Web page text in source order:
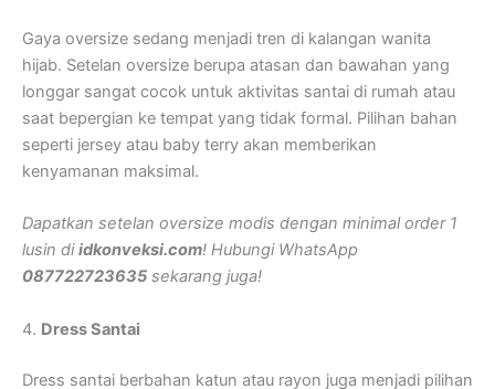
Gaya oversize sedang menjadi tren di kalangan wanita
hijab. Setelan oversize berupa atasan dan bawahan yang
longgar sangat cocok untuk aktivitas santai di rumah atau
saat bepergian ke tempat yang tidak formal. Pilihan bahan
seperti jersey atau baby terry akan memberikan
kenyamanan maksimal.
Dapatkan setelan oversize modis dengan minimal order 1
lusin diidkonveksi.com! Hubungi WhatsApp
087722723635 sekarang juga!
4. Dress Santai
Dress santai berbahan katun atau rayon juga menjadi pilihan